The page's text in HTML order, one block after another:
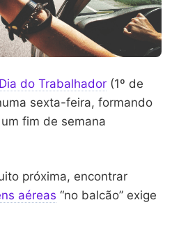
Dia do Trabalhador (1º de
sexta-feira, formando
fim de semana
próxima, encontrar
aéreas “no balcão” exige